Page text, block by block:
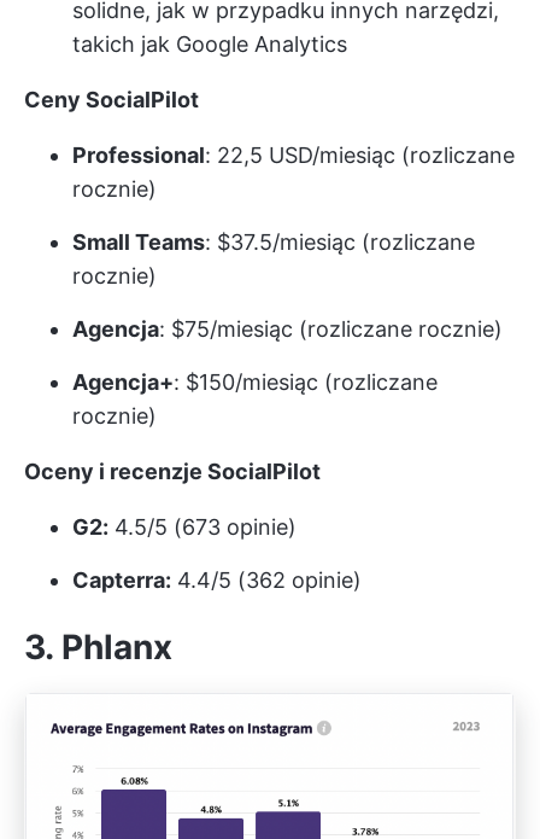
solidne, jak w przypadku innych narzędzi,
takich jak Google Analytics
Ceny SocialPilot
Professional: 22,5 USD/miesiąc (rozliczane
rocznie)
Small Teams: $37.5/miesiąc (rozliczane
rocznie)
Agencja: $75/miesiąc (rozliczane rocznie)
Agencja+: $150/miesiąc (rozliczane
rocznie)
Oceny i recenzje SocialPilot
G2: 4.5/5 (673 opinie)
Capterra: 4.4/5 (362 opinie)
3. Phlanx